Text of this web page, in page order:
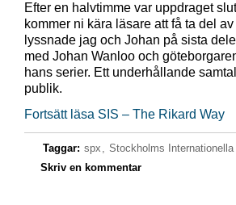
Efter en halvtimme var uppdraget
kommer ni kära läsare att få ta del
lyssnade jag och Johan på sista
med Johan Wanloo och
hans serier. Ett underhållande
publik.
Fortsätt läsa SIS – The Rikard Way
Taggar: spx , Stockholms Internationella
Skriv en kommentar